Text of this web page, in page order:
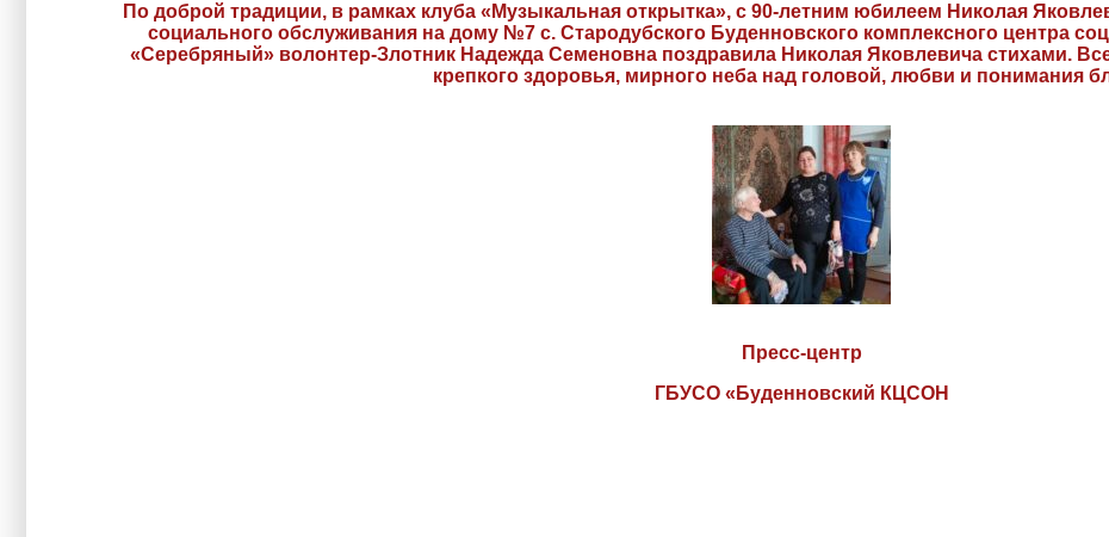
По доброй традиции, в рамках клуба «Музыкальная открытка», с 90-летним юбилеем Николая
социального обслуживания на дому №7 с. Стародубского Буденновского комплексного центра
«Серебряный» волонтер-Злотник Надежда Семеновна поздравила Николая Яковлевича стихами.
крепкого здоровья, мирного неба над головой, любви и понимания
Пресс-центр
ГБУСО «Буденновский КЦСОН